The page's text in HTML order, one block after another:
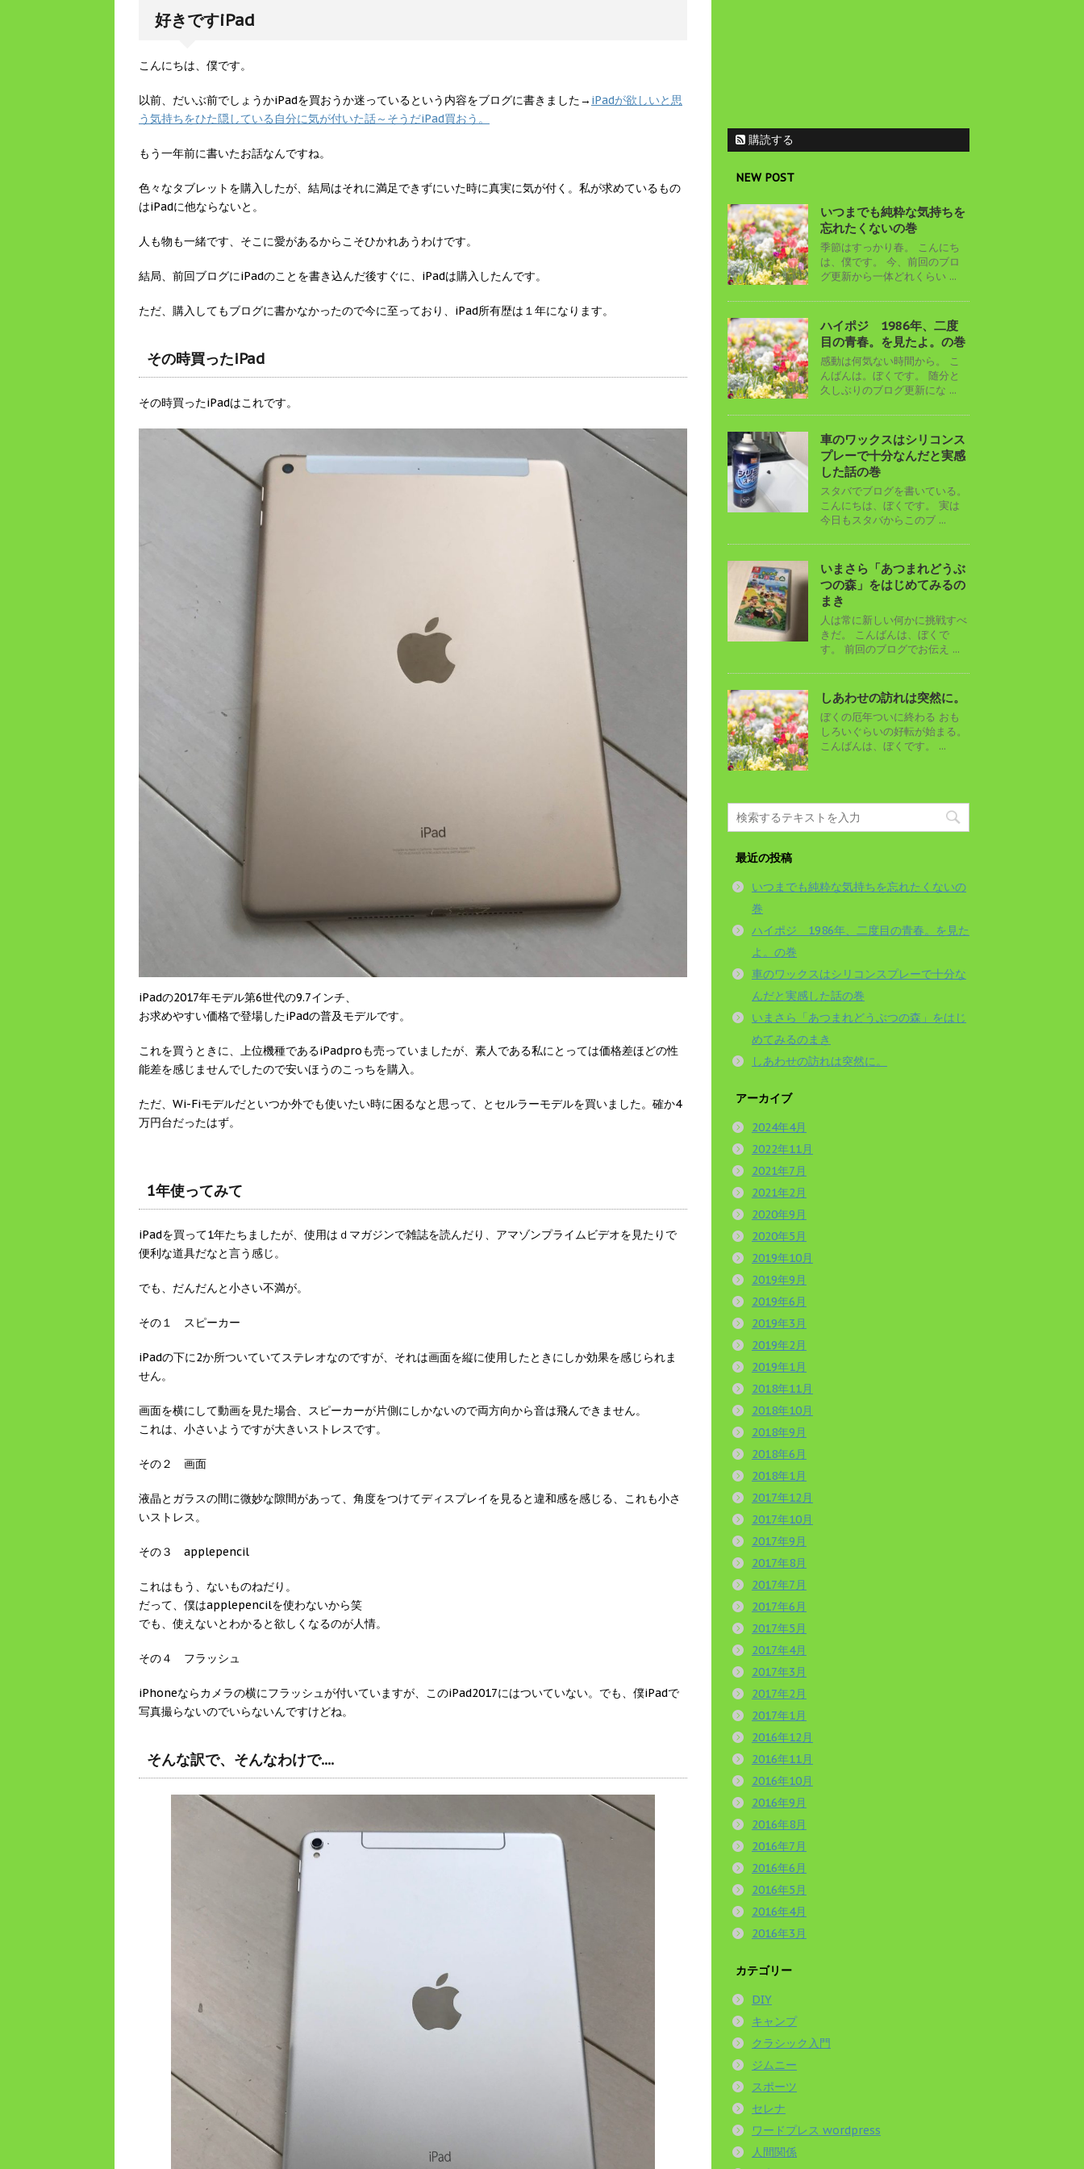
好きですiPad
こんにちは、僕です。
以前、だいぶ前でしょうかiPadを買おうか迷っているという内容をブログに書きました→ iPadが欲しいと思
う気持ちをひた隠している自分に気が付いた話～そうだiPad買おう。
もう一年前に書いたお話なんですね。
色々なタブレットを購入したが、結局はそれに満足できずにいた時に真実に気が付く。私が求めているもの
はiPadに他ならないと。
人も物も一緒です、そこに愛があるからこそひかれあうわけです。
結局、前回ブログにiPadのことを書き込んだ後すぐに、iPadは購入したんです。
ただ、購入してもブログに書かなかったので今に至っており、iPad所有歴は１年になります。
その時買ったiPad
その時買ったiPadはこれです。
iPadの2017年モデル第6世代の9.7インチ、
お求めやすい価格で登場したiPadの普及モデルです。
これを買うときに、上位機種であるiPadproも売っていましたが、素人である私にとっては価格差ほどの性
能差を感じませんでしたので安いほうのこっちを購入。
ただ、Wi-Fiモデルだといつか外でも使いたい時に困るなと思って、とセルラーモデルを買いました。確か4
万円台だったはず。
1年使ってみて
iPadを買って1年たちましたが、使用はｄマガジンで雑誌を読んだり、アマゾンプライムビデオを見たりで
便利な道具だなと言う感じ。
でも、だんだんと小さい不満が。
その１ スピーカー
iPadの下に2か所ついていてステレオなのですが、それは画面を縦に使用したときにしか効果を感じられま
せん。
画面を横にして動画を見た場合、スピーカーが片側にしかないので両方向から音は飛んできません。
これは、小さいようですが大きいストレスです。
その２ 画面
液晶とガラスの間に微妙な隙間があって、角度をつけてディスプレイを見ると違和感を感じる、これも小さ
いストレス。
その３ applepencil
これはもう、ないものねだり。
だって、僕はapplepencilを使わないから笑
でも、使えないとわかると欲しくなるのが人情。
その４ フラッシュ
iPhoneならカメラの横にフラッシュが付いていますが、このiPad2017にはついていない。でも、僕iPadで
写真撮らないのでいらないんですけどね。
そんな訳で、そんなわけで....
購読する
NEW POST
いつまでも純粋な気持ちを
忘れたくないの巻
季節はすっかり春。 こんにち
は、僕です。 今、前回のブロ
グ更新から一体どれくらい ...
ハイポジ 1986年、二度
目の青春。を見たよ。の巻
感動は何気ない時間から。 こ
んばんは。ぼくです。 随分と
久しぶりのブログ更新にな ...
車のワックスはシリコンス
プレーで十分なんだと実感
した話の巻
スタバでブログを書いている。
こんにちは、ぼくです。 実は
今日もスタバからこのブ ...
いまさら「あつまれどうぶ
つの森」をはじめてみるの
まき
人は常に新しい何かに挑戦すべ
きだ。 こんばんは、ぼくで
す。 前回のブログでお伝え ...
しあわせの訪れは突然に。
ぼくの厄年ついに終わる おも
しろいぐらいの好転が始まる。
こんばんは、ぼくです。 ...
最近の投稿
いつまでも純粋な気持ちを忘れたくないの
巻
ハイポジ 1986年、二度目の青春。を見た
よ。の巻
車のワックスはシリコンスプレーで十分な
んだと実感した話の巻
いまさら「あつまれどうぶつの森」をはじ
めてみるのまき
しあわせの訪れは突然に。
アーカイブ
2024年4月
2022年11月
2021年7月
2021年2月
2020年9月
2020年5月
2019年10月
2019年9月
2019年6月
2019年3月
2019年2月
2019年1月
2018年11月
2018年10月
2018年9月
2018年6月
2018年1月
2017年12月
2017年10月
2017年9月
2017年8月
2017年7月
2017年6月
2017年5月
2017年4月
2017年3月
2017年2月
2017年1月
2016年12月
2016年11月
2016年10月
2016年9月
2016年8月
2016年7月
2016年6月
2016年5月
2016年4月
2016年3月
カテゴリー
DIY
キャンプ
クラシック入門
ジムニー
スポーツ
セレナ
ワードプレス wordpress
人間関係